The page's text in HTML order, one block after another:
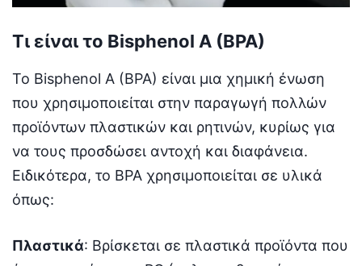
Τι είναι το Bisphenol A (BPA)
Το Bisphenol A (BPA) είναι μια χημική ένωση
που χρησιμοποιείται στην παραγωγή πολλών
προϊόντων πλαστικών και ρητινών, κυρίως για
να τους προσδώσει αντοχή και διαφάνεια.
Ειδικότερα, το BPA χρησιμοποιείται σε υλικά
όπως:
Πλαστικά: Βρίσκεται σε πλαστικά προϊόντα που